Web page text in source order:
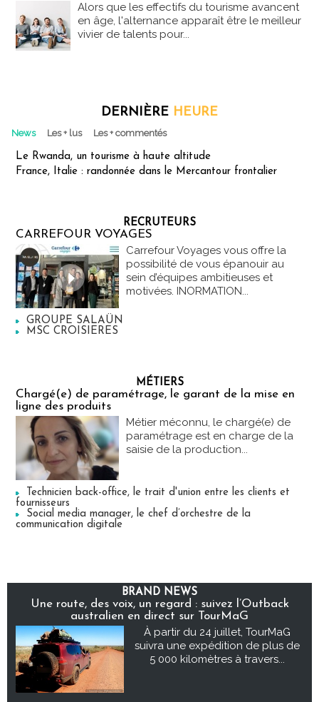
Alors que les effectifs du tourisme avancent
en âge, l'alternance apparaît être le meilleur
vivier de talents pour...
DERNIÈRE HEURE
News Les + lus Les + commentés
Le Rwanda, un tourisme à haute altitude
France, Italie : randonnée dans le Mercantour frontalier
RECRUTEURS
CARREFOUR VOYAGES
Carrefour Voyages vous offre la
possibilité de vous épanouir au
sein d’équipes ambitieuses et
motivées. INORMATION...
GROUPE SALAÜN
MSC CROISIERES
MÉTIERS
Chargé(e) de paramétrage, le garant de la mise en
ligne des produits
Métier méconnu, le chargé(e) de
paramétrage est en charge de la
saisie de la production...
Technicien back-office, le trait d'union entre les clients et
fournisseurs
Social media manager, le chef d’orchestre de la
communication digitale
BRAND NEWS
Une route, des voix, un regard : suivez l’Outback
australien en direct sur TourMaG
À partir du 24 juillet, TourMaG
suivra une expédition de plus de
5 000 kilomètres à travers...